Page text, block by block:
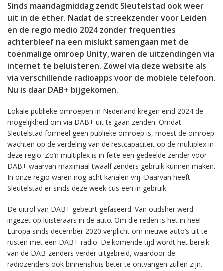
Sinds maandagmiddag zendt Sleutelstad ook weer
uit in de ether. Nadat de streekzender voor Leiden
en de regio medio 2024 zonder frequenties
achterbleef na een mislukt samengaan met de
toenmalige omroep Unity, waren de uitzendingen via
internet te beluisteren. Zowel via deze website als
via verschillende radioapps voor de mobiele telefoon.
Nu is daar DAB+ bijgekomen.
Lokale publieke omroepen in Nederland kregen eind 2024 de
mogelijkheid om via DAB+ uit te gaan zenden. Omdat
Sleutelstad formeel geen publieke omroep is, moest de omroep
wachten op de verdeling van de restcapaciteit op de multiplex in
deze regio. Zo’n multiplex is in feite een gedeelde zender voor
DAB+ waarvan maximaal twaalf zenders gebruik kunnen maken.
In onze regio waren nog acht kanalen vrij. Daarvan heeft
Sleutelstad er sinds deze week dus een in gebruik.
De uitrol van DAB+ gebeurt gefaseerd. Van oudsher werd
ingezet op luisteraars in de auto. Om die reden is het in heel
Europa sinds december 2020 verplicht om nieuwe auto’s uit te
rusten met een DAB+-radio. De komende tijd wordt het bereik
van de DAB-zenders verder uitgebreid, waardoor de
radiozenders ook binnenshuis beter te ontvangen zullen zijn.